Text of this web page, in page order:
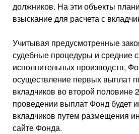
должников. На эти объекты
взыскание для расчета с
Учитывая предусмотренные
судебные процедуры и средние
исполнительных производств,
осуществление первых выплат
вкладчиков во второй половине
проведении выплат Фонд будет
вкладчиков путем размещения
сайте Фонда.